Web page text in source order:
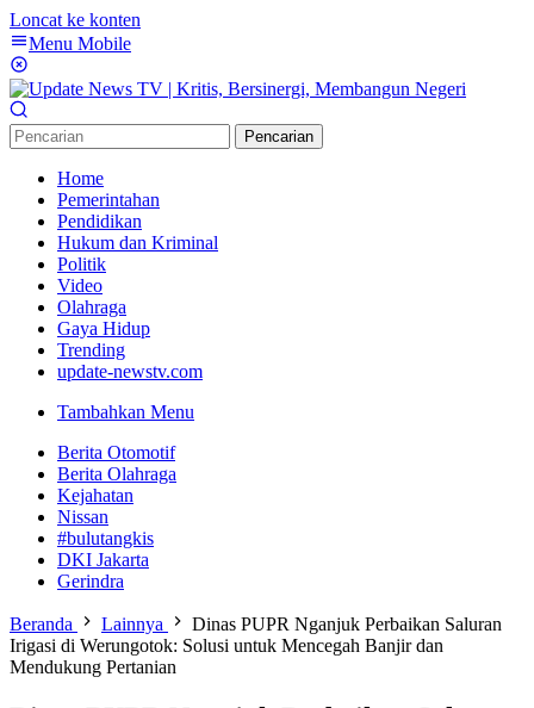
Loncat ke konten
Menu Mobile
Pencarian
Home
Pemerintahan
Pendidikan
Hukum dan Kriminal
Politik
Video
Olahraga
Gaya Hidup
Trending
update-newstv.com
Tambahkan Menu
Berita Otomotif
Berita Olahraga
Kejahatan
Nissan
#bulutangkis
DKI Jakarta
Gerindra
Beranda Lainnya
Dinas PUPR Nganjuk Perbaikan Saluran
Irigasi di Werungotok: Solusi untuk Mencegah Banjir dan
Mendukung Pertanian